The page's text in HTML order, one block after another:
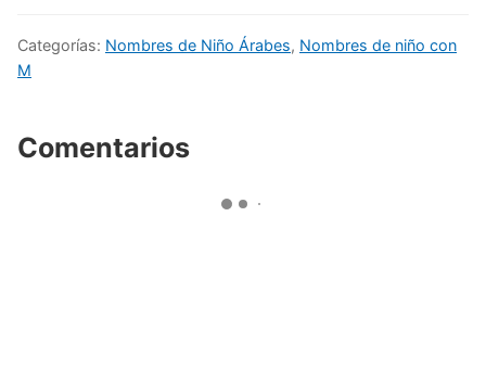
Categorías: Nombres de Niño Árabes, Nombres de niño con
M
Comentarios